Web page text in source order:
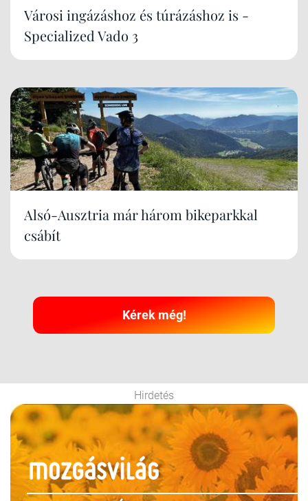
Városi ingázáshoz és túrázáshoz is -
Specialized Vado 3
Alsó-Ausztria már három bikeparkkal
csábít
Kérek még!
Hirdetés